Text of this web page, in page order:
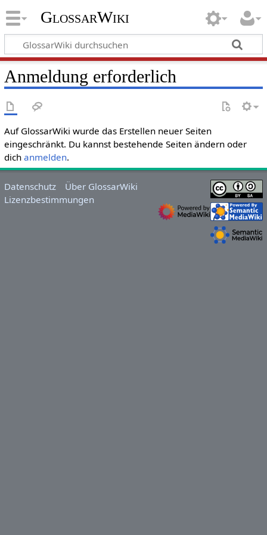
GlossarWiki
Anmeldung erforderlich
Auf GlossarWiki wurde das Erstellen neuer Seiten
eingeschränkt. Du kannst bestehende Seiten ändern oder
dich anmelden.
Datenschutz
Über GlossarWiki
Lizenzbestimmungen